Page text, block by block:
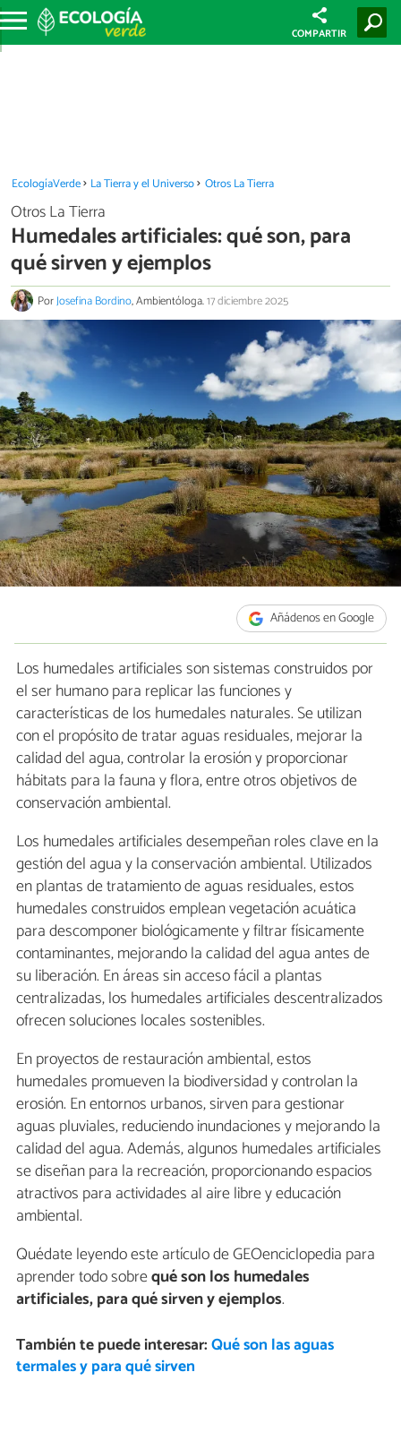
COMPARTIR
EcologíaVerde La Tierra y el Universo Otros La Tierra
Otros La Tierra
Humedales artificiales: qué son, para
qué sirven y ejemplos
PorJosefina Bordino, Ambientóloga.17 diciembre 2025
Añádenos en Google
Los humedales artificiales son sistemas construidos por
el ser humano para replicar las funciones y
características de los humedales naturales. Se utilizan
con el propósito de tratar aguas residuales, mejorar la
calidad del agua, controlar la erosión y proporcionar
hábitats para la fauna y flora, entre otros objetivos de
conservación ambiental.
Los humedales artificiales desempeñan roles clave en la
gestión del agua y la conservación ambiental. Utilizados
en plantas de tratamiento de aguas residuales, estos
humedales construidos emplean vegetación acuática
para descomponer biológicamente y filtrar físicamente
contaminantes, mejorando la calidad del agua antes de
su liberación. En áreas sin acceso fácil a plantas
centralizadas, los humedales artificiales descentralizados
ofrecen soluciones locales sostenibles.
En proyectos de restauración ambiental, estos
humedales promueven la biodiversidad y controlan la
erosión. En entornos urbanos, sirven para gestionar
aguas pluviales, reduciendo inundaciones y mejorando la
calidad del agua. Además, algunos humedales artificiales
se diseñan para la recreación, proporcionando espacios
atractivos para actividades al aire libre y educación
ambiental.
Quédate leyendo este artículo de GEOenciclopedia para
aprender todo sobrequé son los humedales
artificiales, para qué sirven y ejemplos.
También te puede interesar:Qué son las aguas
termales y para qué sirven